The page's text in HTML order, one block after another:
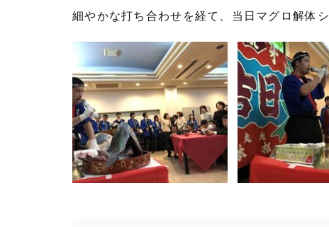
細やかな打ち合わせを経て、当日マグロ解体